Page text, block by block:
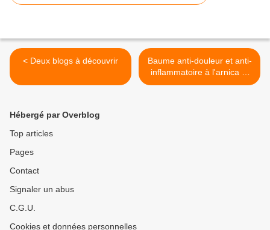
< Deux blogs à découvrir
Baume anti-douleur et anti-
inflammatoire à l'arnica et
au curcuma de Java >
Hébergé par Overblog
Top articles
Pages
Contact
Signaler un abus
C.G.U.
Cookies et données personnelles